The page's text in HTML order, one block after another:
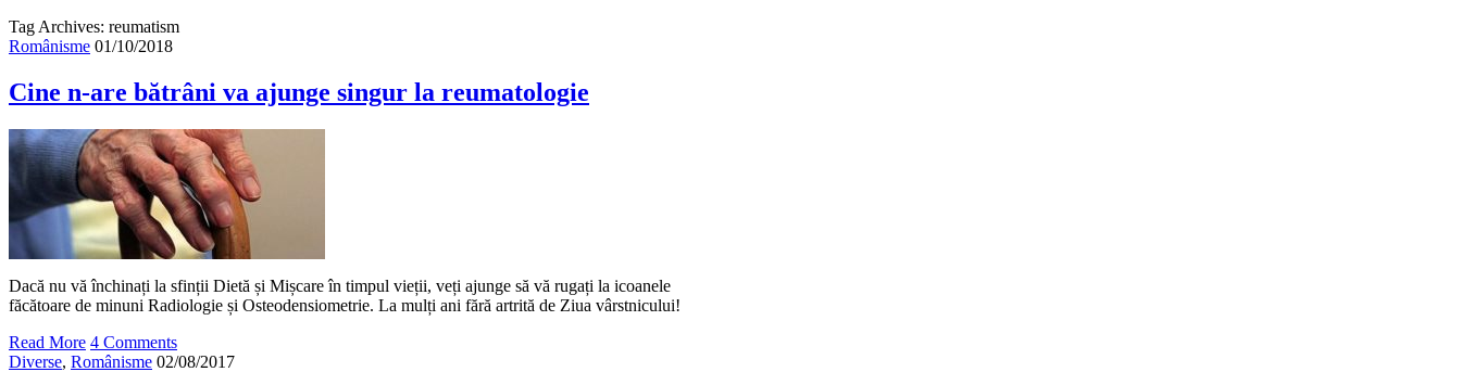
Tag Archives: reumatism
Românisme 01/10/2018
Cine n-are bătrâni va ajunge singur la reumatologie
Dacă nu vă închinați la sfinții Dietă și Mișcare în timpul vieții, veți ajunge să vă rugați la icoanele
făcătoare de minuni Radiologie și Osteodensiometrie. La mulți ani fără artrită de Ziua vârstnicului!
Read More 4 Comments
Diverse, Românisme 02/08/2017